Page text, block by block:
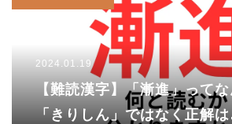
2024.01.19
【難読漢字】「漸進」って
「きりしん」ではなく正解